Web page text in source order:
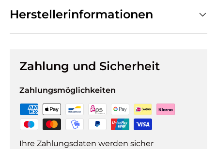
Herstellerinformationen
Zahlung und Sicherheit
Zahlungsmöglichkeiten
Ihre Zahlungsdaten werden sicher